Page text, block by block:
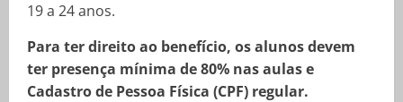
19 a 24 anos.
Para ter direito ao benefício, os alunos devem
ter presença mínima de 80% nas aulas e
Cadastro de Pessoa Física (CPF) regular.